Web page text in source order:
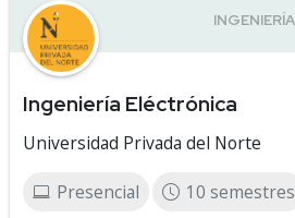
Ingeniería Eléctrónica
Universidad Privada del Norte
Presencial 10 semestres